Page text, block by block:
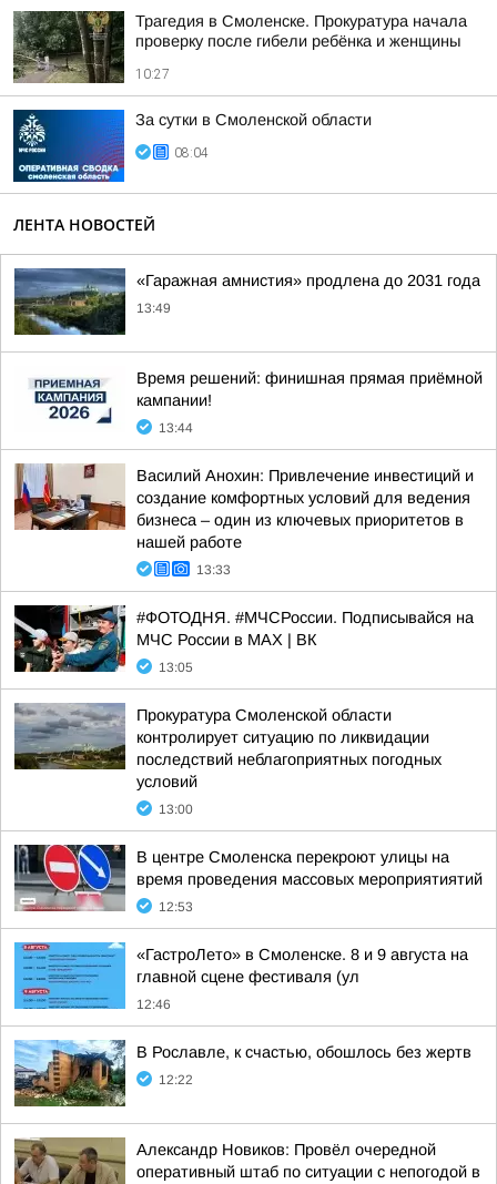
Трагедия в Смоленске. Прокуратура начала
проверку после гибели ребёнка и женщины
10:27
За сутки в Смоленской области
08:04
ЛЕНТА НОВОСТЕЙ
«Гаражная амнистия» продлена до 2031 года
13:49
Время решений: финишная прямая приёмной
кампании!
13:44
Василий Анохин: Привлечение инвестиций и
создание комфортных условий для ведения
бизнеса – один из ключевых приоритетов в
нашей работе
13:33
#ФОТОДНЯ. #МЧСРоссии. Подписывайся на
МЧС России в MAX | ВК
13:05
Прокуратура Смоленской области
контролирует ситуацию по ликвидации
последствий неблагоприятных погодных
условий
13:00
В центре Смоленска перекроют улицы на
время проведения массовых мероприятиятий
12:53
«ГастроЛето» в Смоленске. 8 и 9 августа на
главной сцене фестиваля (ул
12:46
В Рославле, к счастью, обошлось без жертв
12:22
Александр Новиков: Провёл очередной
оперативный штаб по ситуации с непогодой в